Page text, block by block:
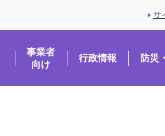
サ
事業者
向け
行政情報 防災